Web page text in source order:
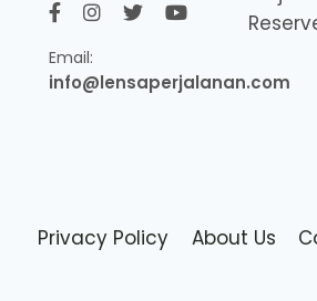
Email:
info@lensaperjalanan.com
Privacy Policy About Us